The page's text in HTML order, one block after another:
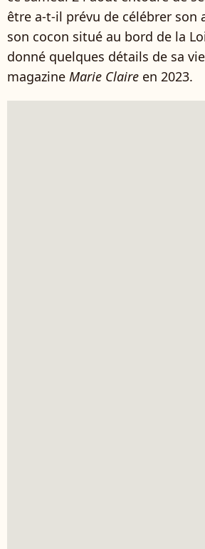
être a-t-il prévu de célébrer son
son cocon situé au bord de la
donné quelques détails de sa
magazine Marie Claire en 2023.